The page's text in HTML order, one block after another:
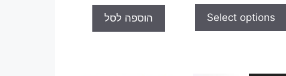
o
5
Select options
o
f
5
הוספה לסל